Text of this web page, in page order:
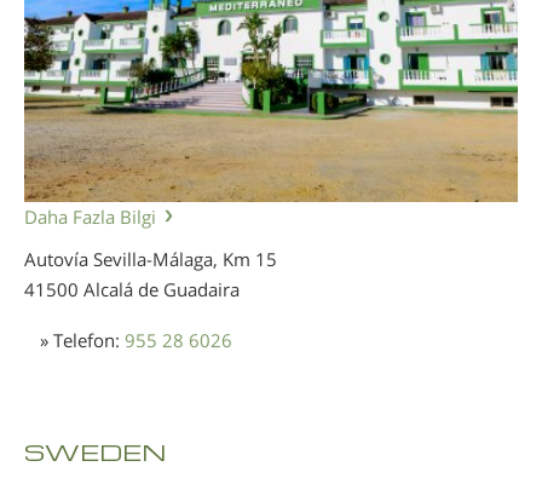
Daha Fazla Bilgi
Autovía Sevilla-Málaga, Km 15
41500 Alcalá de Guadaira
» Telefon: 955 28 6026
SWEDEN